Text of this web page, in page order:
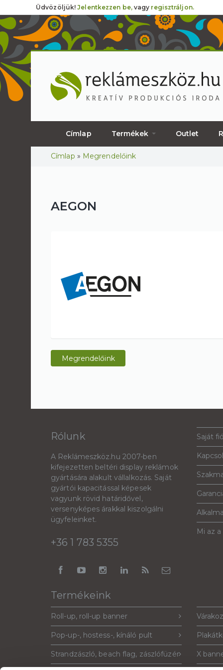
Üdvözöljük!Jelentkezzen be,vagy regisztráljon.
Címlap Termékek Outlet
Jelenlegi hely
Címlap » Megrendelőink
AEGON
Megrendelőink
Rólunk
A Reklámeszköz.hu 2007-ben
kifejezetten beltéri display reklámok
gyártására alakult vállalkozás. Saját
gyártói kapacitással képesek
vagyunk rövid határidővel,
versenyképes árakkal kiszolgálni
ügyfeleinket.
+36 1 783 5355
Saját
Mi az
Termékeink
Roll-up, roll-up banner
Pop-up-, hostess-, kínáló pult
Strandzászló, beach flag, zászlófüzér X